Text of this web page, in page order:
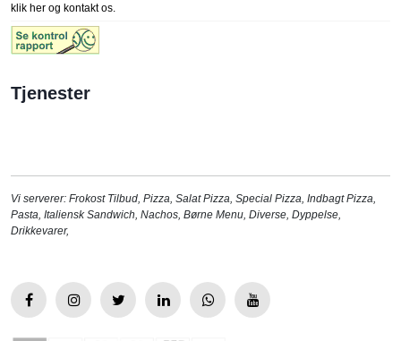
klik her og kontakt os.
Tjenester
Vi serverer: Frokost Tilbud, Pizza, Salat Pizza, Special Pizza, Indbagt Pizza,
Pasta, Italiensk Sandwich, Nachos, Børne Menu, Diverse, Dyppelse,
Drikkevarer,